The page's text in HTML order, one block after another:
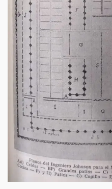
1950
1960
1980
1990